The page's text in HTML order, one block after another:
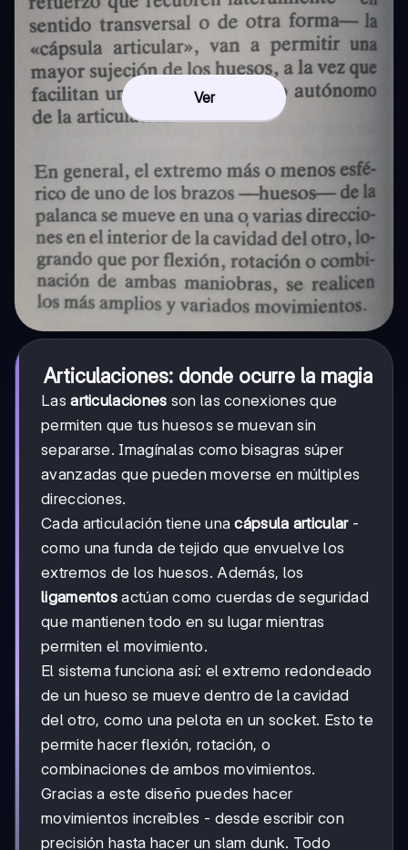
Ver
Articulaciones: donde ocurre la magia
Lasarticulaciones son las conexiones que
permiten que tus huesos se muevan sin
separarse. Imagínalas como bisagras súper
avanzadas que pueden moverse en múltiples
direcciones.
Cada articulación tiene unacápsula articular-
como una funda de tejido que envuelve los
extremos de los huesos. Además, los
ligamentos actúan como cuerdas de seguridad
que mantienen todo en su lugar mientras
permiten el movimiento.
El sistema funciona así: el extremo redondeado
de un hueso se mueve dentro de la cavidad
del otro, como una pelota en un socket. Esto te
permite hacer flexión, rotación, o
combinaciones de ambos movimientos.
Gracias a este diseño puedes hacer
movimientos increíbles - desde escribir con
precisión hasta hacer un slam dunk. Todo